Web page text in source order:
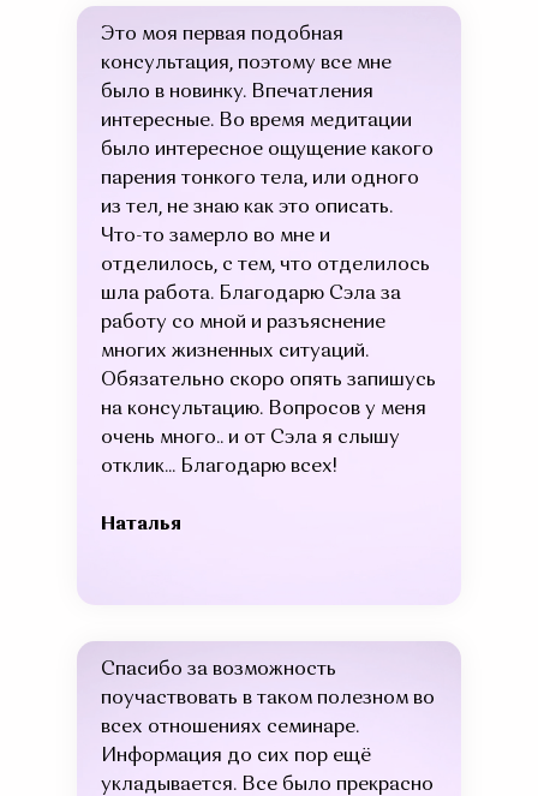
Это моя первая подобная
консультация, поэтому все мне
было в новинку. Впечатления
интересные. Во время медитации
было интересное ощущение какого
парения тонкого тела, или одного
из тел, не знаю как это описать.
Что-то замерло во мне и
отделилось, с тем, что отделилось
шла работа. Благодарю Сэла за
работу со мной и разъяснение
многих жизненных ситуаций.
Обязательно скоро опять запишусь
на консультацию. Вопросов у меня
очень много.. и от Сэла я слышу
отклик... Благодарю всех!
Наталья
Спасибо за возможность
поучаствовать в таком полезном во
всех отношениях семинаре.
Информация до сих пор ещё
укладывается. Все было прекрасно